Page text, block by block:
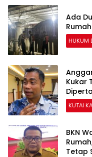
Ada
HUKUM
Kukar
KUTAI
BKN
Tetap